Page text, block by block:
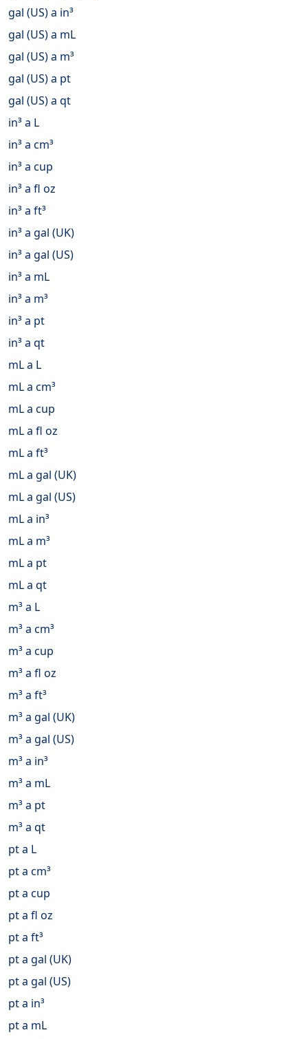
gal (US) a in³
gal (US) a mL
gal (US) a m³
gal (US) a pt
gal (US) a qt
in³ a L
in³ a cm³
in³ a cup
in³ a fl oz
in³ a ft³
in³ a gal (UK)
in³ a gal (US)
in³ a mL
in³ a m³
in³ a pt
in³ a qt
mL a L
mL a cm³
mL a cup
mL a fl oz
mL a ft³
mL a gal (UK)
mL a gal (US)
mL a in³
mL a m³
mL a pt
mL a qt
m³ a L
m³ a cm³
m³ a cup
m³ a fl oz
m³ a ft³
m³ a gal (UK)
m³ a gal (US)
m³ a in³
m³ a mL
m³ a pt
m³ a qt
pt a L
pt a cm³
pt a cup
pt a fl oz
pt a ft³
pt a gal (UK)
pt a gal (US)
pt a in³
pt a mL